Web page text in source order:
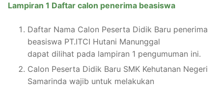
Lampiran 1 Daftar calon penerima beasiswa
Daftar Nama Calon Peserta Didik Baru penerima
beasiswa PT.ITCI Hutani Manunggal
dapat dilihat pada lampiran 1 pengumuman ini.
Calon Peserta Didik Baru SMK Kehutanan Negeri
Samarinda wajib untuk melakukan